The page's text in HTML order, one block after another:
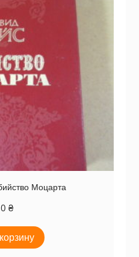
Моцарта
₴